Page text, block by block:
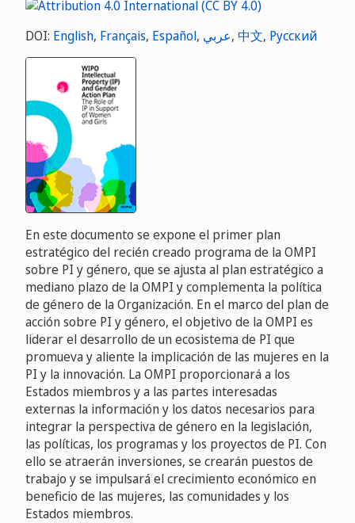
DOI: English, Français, Español, عربي, 中文, Русский
En este documento se expone el primer plan
estratégico del recién creado programa de la OMPI
sobre PI y género, que se ajusta al plan estratégico a
mediano plazo de la OMPI y complementa la política
de género de la Organización. En el marco del plan de
acción sobre PI y género, el objetivo de la OMPI es
liderar el desarrollo de un ecosistema de PI que
promueva y aliente la implicación de las mujeres en la
PI y la innovación. La OMPI proporcionará a los
Estados miembros y a las partes interesadas
externas la información y los datos necesarios para
integrar la perspectiva de género en la legislación,
las políticas, los programas y los proyectos de PI. Con
ello se atraerán inversiones, se crearán puestos de
trabajo y se impulsará el crecimiento económico en
beneficio de las mujeres, las comunidades y los
Estados miembros.